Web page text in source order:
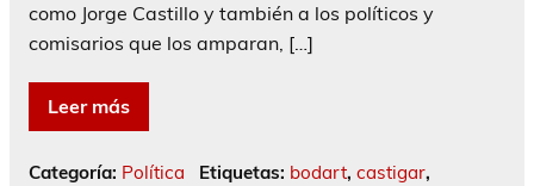
como Jorge Castillo y también a los políticos y
comisarios que los amparan, […]
Leer más
Categoría: Política Etiquetas: bodart, castigar,